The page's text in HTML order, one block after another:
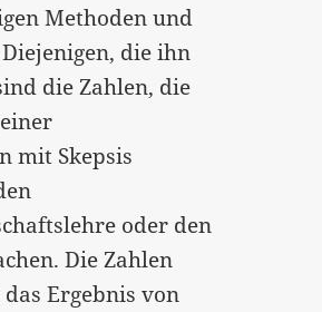
Methoden und
die ihn
die Zahlen, die
mit Skepsis
oder den
Die Zahlen
Ergebnis von